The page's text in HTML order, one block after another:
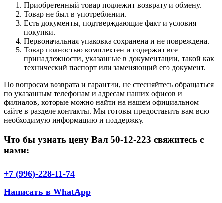
Приобретенный товар подлежит возврату и обмену.
Товар не был в употреблении.
Есть документы, подтверждающие факт и условия
покупки.
Первоначальная упаковка сохранена и не повреждена.
Товар полностью комплектен и содержит все
принадлежности, указанные в документации, такой как
технический паспорт или заменяющий его документ.
По вопросам возврата и гарантии, не стесняйтесь обращаться
по указанным телефонам и адресам наших офисов и
филиалов, которые можно найти на нашем официальном
сайте в разделе контакты. Мы готовы предоставить вам всю
необходимую информацию и поддержку.
Что бы узнать цену Вал 50-12-223 свяжитесь с
нами:
+7 (996)-228-11-74
Написать в WhatApp